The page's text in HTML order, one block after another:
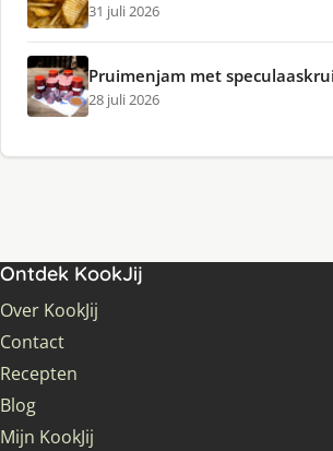
31 juli 2026
Pruimenjam met
28 juli 2026
Ontdek KookJij
Over KookJij
Contact
Recepten
Blog
Mijn KookJij